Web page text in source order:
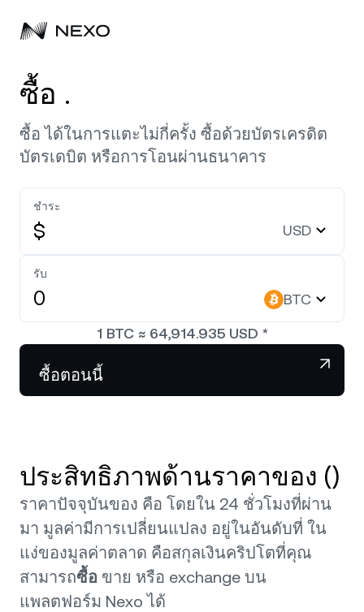
บุคคล
ซื้อสินทรัพย์
Flexible Savings
Fixed-term Savings
Dual Investment
Exchange
Credit Line
ฟิวเจอร์ส
ลูกค้าไพรเวต
โปรแกรม Loyalty
ธุรกิจ
ไพรมโบรกเกอร์
White Label
Nexo Ventures
Payment Gateway
ตลาดเพิ่มขึ้น
Ethereum ETH
NEXO Token
Polkadot DOT
XRP XRP
Solana SOL
บริษัท
เกี่ยวกับ
ความปลอดภัย
พันธมิตร
ข่าวสารและข้อมูลเชิงลึก
ซื้อ .
ซื้อ ได้ในการแตะไม่กี่ครั้ง ซื้อด้วยบัตรเครดิต
บัตรเดบิต หรือการโอนผ่านธนาคาร
ชำระ
$ USD
รับ
BTC
1 BTC≈ 64,914.935 USD *
ซื้อตอนนี้
ประสิทธิภาพด้านราคาของ ()
ราคาปัจจุบันของ คือ โดยใน 24 ชั่วโมงที่ผ่าน
มา มูลค่ามีการเปลี่ยนแปลง อยู่ในอันดับที่ ใน
แง่ของมูลค่าตลาด คือสกุลเงินคริปโตที่คุณ
สามารถซื้อ ขาย หรือ exchange บน
แพลตฟอร์ม Nexo ได้